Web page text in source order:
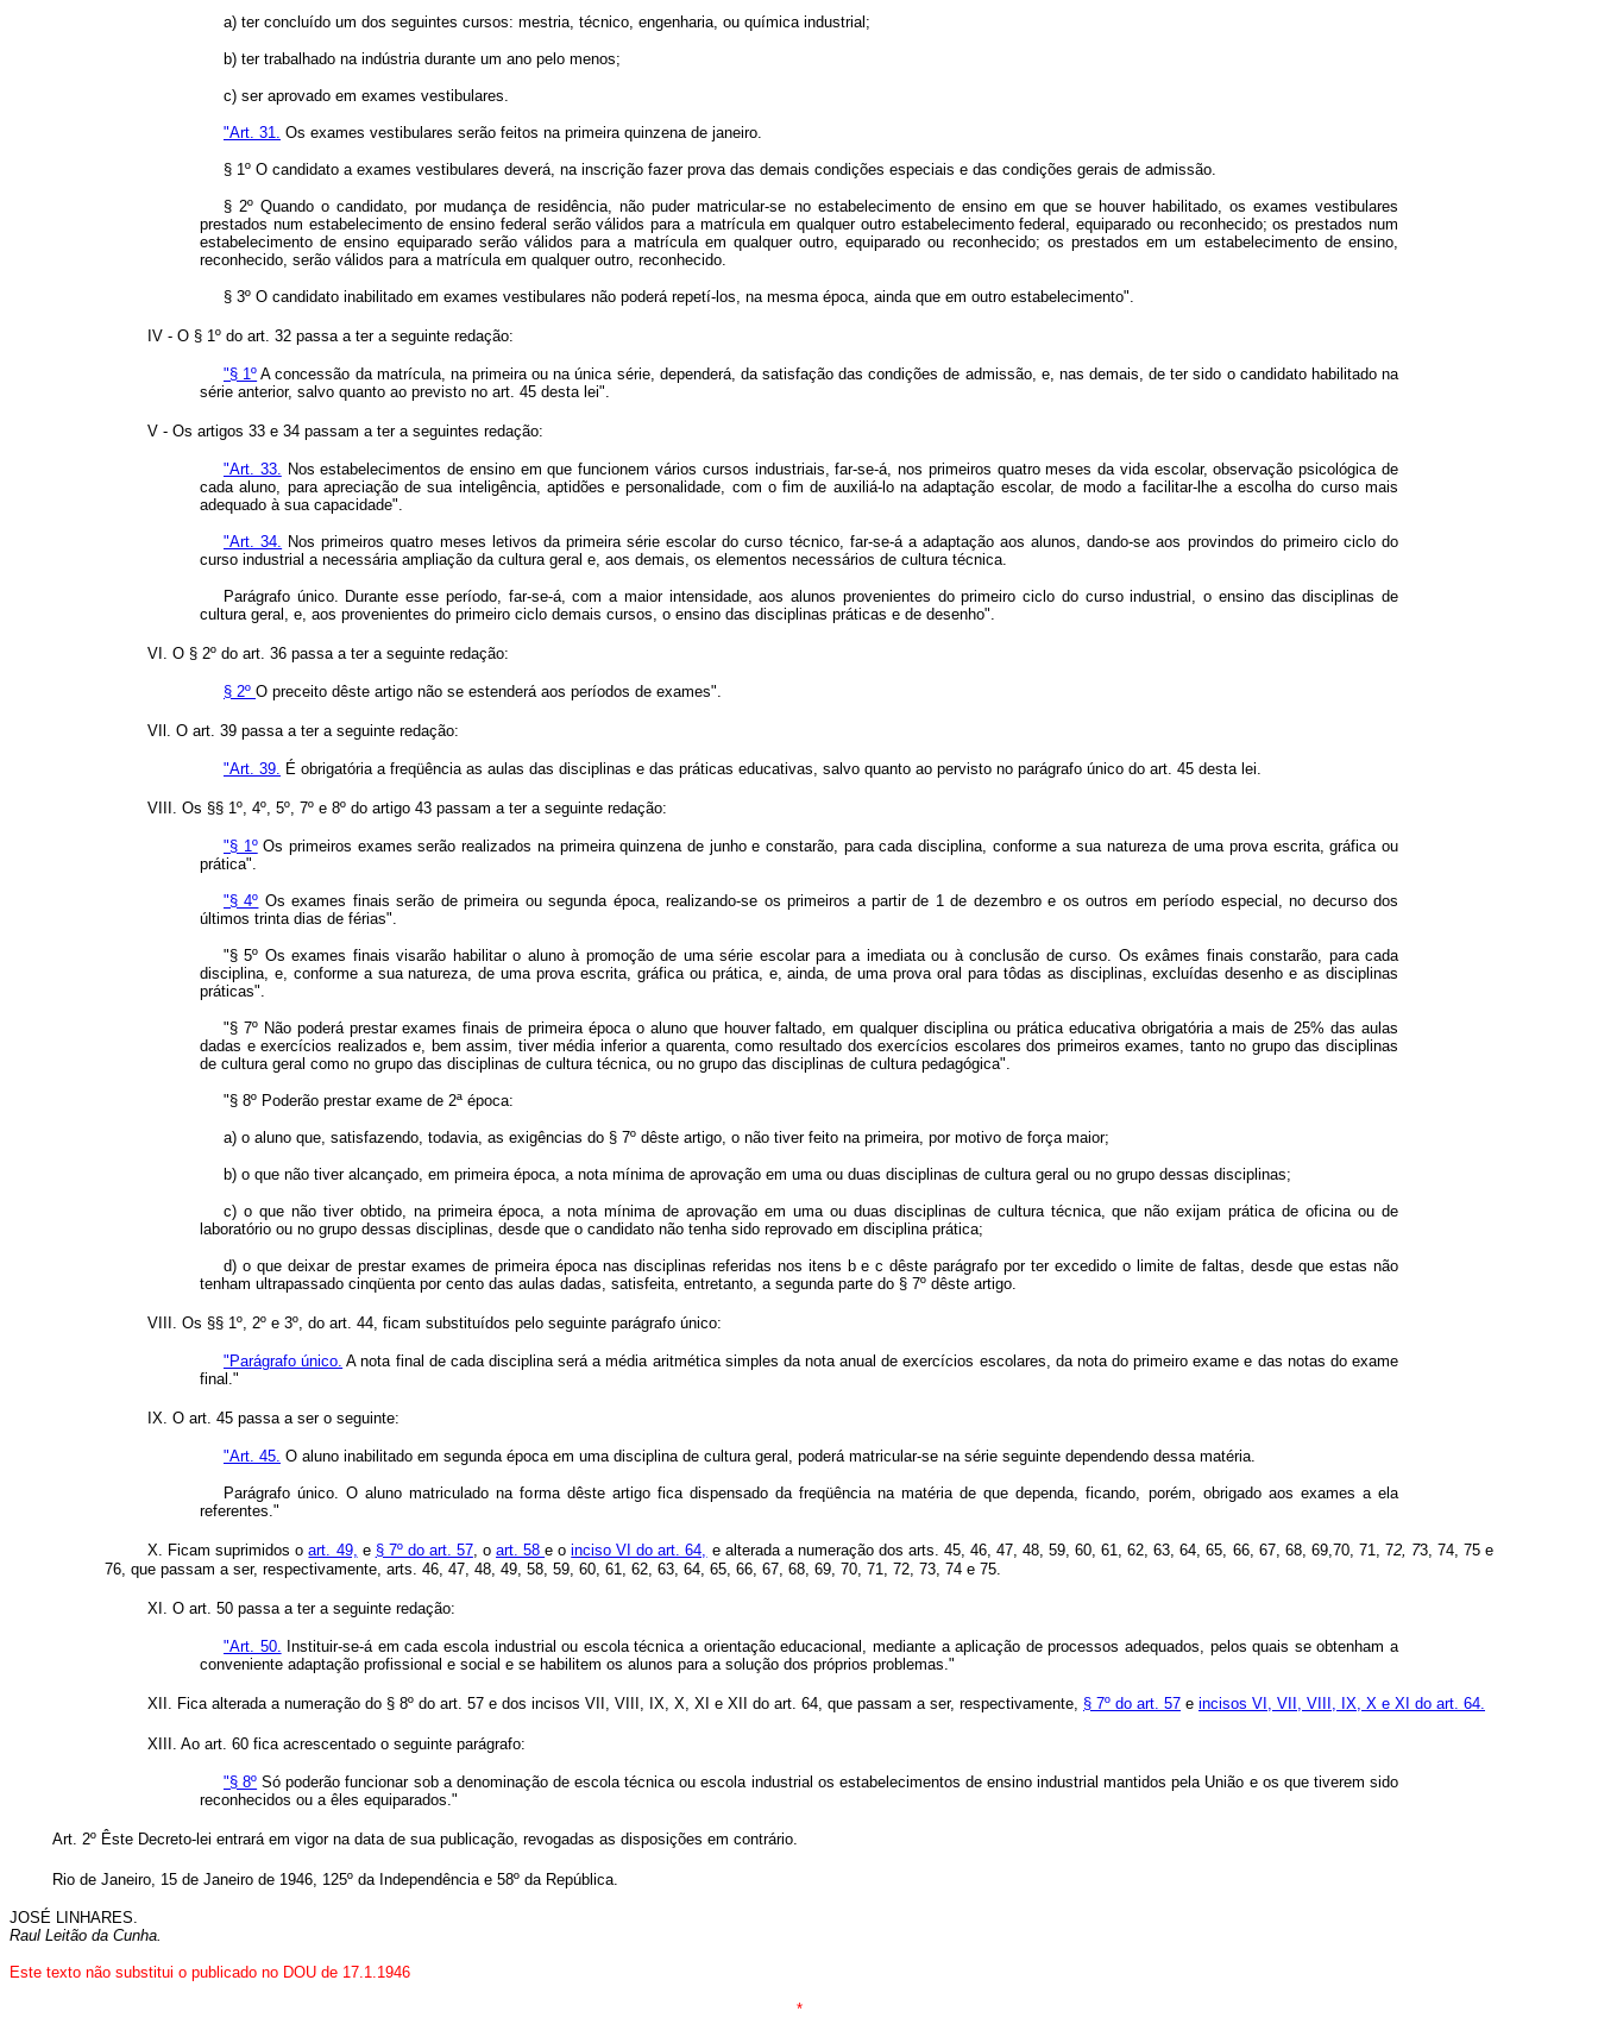
a) ter concluído um dos seguintes cursos: mestria, técnico, engenharia, ou química industrial;
b) ter trabalhado na indústria durante um ano pelo menos;
c) ser aprovado em exames vestibulares.
"Art. 31. Os exames vestibulares serão feitos na primeira quinzena de janeiro.
§ 1º O candidato a exames vestibulares deverá, na inscrição fazer prova das demais condições especiais e das condições gerais de admissão.
§ 2º Quando o candidato, por mudança de residência, não puder matricular-se no estabelecimento de ensino em que se houver habilitado, os exames vestibulares
prestados num estabelecimento de ensino federal serão válidos para a matrícula em qualquer outro estabelecimento federal, equiparado ou reconhecido; os prestados num
estabelecimento de ensino equiparado serão válidos para a matrícula em qualquer outro, equiparado ou reconhecido; os prestados em um estabelecimento de ensino,
reconhecido, serão válidos para a matrícula em qualquer outro, reconhecido.
§ 3º O candidato inabilitado em exames vestibulares não poderá repetí-los, na mesma época, ainda que em outro estabelecimento".
IV - O § 1º do art. 32 passa a ter a seguinte redação:
"§ 1º A concessão da matrícula, na primeira ou na única série, dependerá, da satisfação das condições de admissão, e, nas demais, de ter sido o candidato habilitado na
série anterior, salvo quanto ao previsto no art. 45 desta lei".
V - Os artigos 33 e 34 passam a ter a seguintes redação:
"Art. 33. Nos estabelecimentos de ensino em que funcionem vários cursos industriais, far-se-á, nos primeiros quatro meses da vida escolar, observação psicológica de
cada aluno, para apreciação de sua inteligência, aptidões e personalidade, com o fim de auxiliá-lo na adaptação escolar, de modo a facilitar-lhe a escolha do curso mais
adequado à sua capacidade".
"Art. 34. Nos primeiros quatro meses letivos da primeira série escolar do curso técnico, far-se-á a adaptação aos alunos, dando-se aos provindos do primeiro ciclo do
curso industrial a necessária ampliação da cultura geral e, aos demais, os elementos necessários de cultura técnica.
Parágrafo único. Durante esse período, far-se-á, com a maior intensidade, aos alunos provenientes do primeiro ciclo do curso industrial, o ensino das disciplinas de
cultura geral, e, aos provenientes do primeiro ciclo demais cursos, o ensino das disciplinas práticas e de desenho".
VI. O § 2º do art. 36 passa a ter a seguinte redação:
§ 2º O preceito dêste artigo não se estenderá aos períodos de exames".
VIl. O art. 39 passa a ter a seguinte redação:
"Art. 39. É obrigatória a freqüência as aulas das disciplinas e das práticas educativas, salvo quanto ao pervisto no parágrafo único do art. 45 desta lei.
VIII. Os §§ 1º, 4º, 5º, 7º e 8º do artigo 43 passam a ter a seguinte redação:
"§ 1ºOs primeiros exames serão realizados na primeira quinzena de junho e constarão, para cada disciplina, conforme a sua natureza de uma prova escrita, gráfica ou
prática".
"§ 4º Os exames finais serão de primeira ou segunda época, realizando-se os primeiros a partir de 1 de dezembro e os outros em período especial, no decurso dos
últimos trinta dias de férias".
"§ 5º Os exames finais visarão habilitar o aluno à promoção de uma série escolar para a imediata ou à conclusão de curso. Os exâmes finais constarão, para cada
disciplina, e, conforme a sua natureza, de uma prova escrita, gráfica ou prática, e, ainda, de uma prova oral para tôdas as disciplinas, excluídas desenho e as disciplinas
práticas".
"§ 7º Não poderá prestar exames finais de primeira época o aluno que houver faltado, em qualquer disciplina ou prática educativa obrigatória a mais de 25% das aulas
dadas e exercícios realizados e, bem assim, tiver média inferior a quarenta, como resultado dos exercícios escolares dos primeiros exames, tanto no grupo das disciplinas
de cultura geral como no grupo das disciplinas de cultura técnica, ou no grupo das disciplinas de cultura pedagógica".
"§ 8º Poderão prestar exame de 2ª época:
a) o aluno que, satisfazendo, todavia, as exigências do § 7º dêste artigo, o não tiver feito na primeira, por motivo de força maior;
b) o que não tiver alcançado, em primeira época, a nota mínima de aprovação em uma ou duas disciplinas de cultura geral ou no grupo dessas disciplinas;
c) o que não tiver obtido, na primeira época, a nota mínima de aprovação em uma ou duas disciplinas de cultura técnica, que não exijam prática de oficina ou de
laboratório ou no grupo dessas disciplinas, desde que o candidato não tenha sido reprovado em disciplina prática;
d) o que deixar de prestar exames de primeira época nas disciplinas referidas nos itens b e c dêste parágrafo por ter excedido o limite de faltas, desde que estas não
tenham ultrapassado cinqüenta por cento das aulas dadas, satisfeita, entretanto, a segunda parte do § 7º dêste artigo.
VIII. Os §§ 1º, 2º e 3º, do art. 44, ficam substituídos pelo seguinte parágrafo único:
"Parágrafo único. A nota final de cada disciplina será a média aritmética simples da nota anual de exercícios escolares, da nota do primeiro exame e das notas do exame
final."
IX. O art. 45 passa a ser o seguinte:
"Art. 45. O aluno inabilitado em segunda época em uma disciplina de cultura geral, poderá matricular-se na série seguinte dependendo dessa matéria.
Parágrafo único. O aluno matriculado na forma dêste artigo fica dispensado da freqüência na matéria de que dependa, ficando, porém, obrigado aos exames a ela
referentes."
X. Ficam suprimidos oart. 49, e § 7º do art. 57, oart. 58e oinciso VI do art. 64, e alterada a numeração dos arts. 45, 46, 47, 48, 59, 60, 61, 62, 63, 64, 65, 66, 67, 68, 69,70, 71, 72, 73, 74, 75 e
76, que passam a ser, respectivamente, arts. 46, 47, 48, 49, 58, 59, 60, 61, 62, 63, 64, 65, 66, 67, 68, 69, 70, 71, 72, 73, 74 e 75.
XI. O art. 50 passa a ter a seguinte redação:
"Art. 50. Instituir-se-á em cada escola industrial ou escola técnica a orientação educacional, mediante a aplicação de processos adequados, pelos quais se obtenham a
conveniente adaptação profissional e social e se habilitem os alunos para a solução dos próprios problemas."
XII. Fica alterada a numeração do § 8º do art. 57 e dos incisos VII, VIII, IX, X, XI e XII do art. 64, que passam a ser, respectivamente, § 7º do art. 57 e incisos VI, VII, VIII, IX, X e XI do art. 64.
XIII. Ao art. 60 fica acrescentado o seguinte parágrafo:
"§ 8º Só poderão funcionar sob a denominação de escola técnica ou escola industrial os estabelecimentos de ensino industrial mantidos pela União e os que tiverem sido
reconhecidos ou a êles equiparados."
Art. 2º Êste Decreto-lei entrará em vigor na data de sua publicação, revogadas as disposições em contrário.
Rio de Janeiro, 15 de Janeiro de 1946, 125º da Independência e 58º da República.
JOSÉ LINHARES.
Raul Leitão da Cunha.
Este texto não substitui o publicado no DOU de 17.1.1946
*